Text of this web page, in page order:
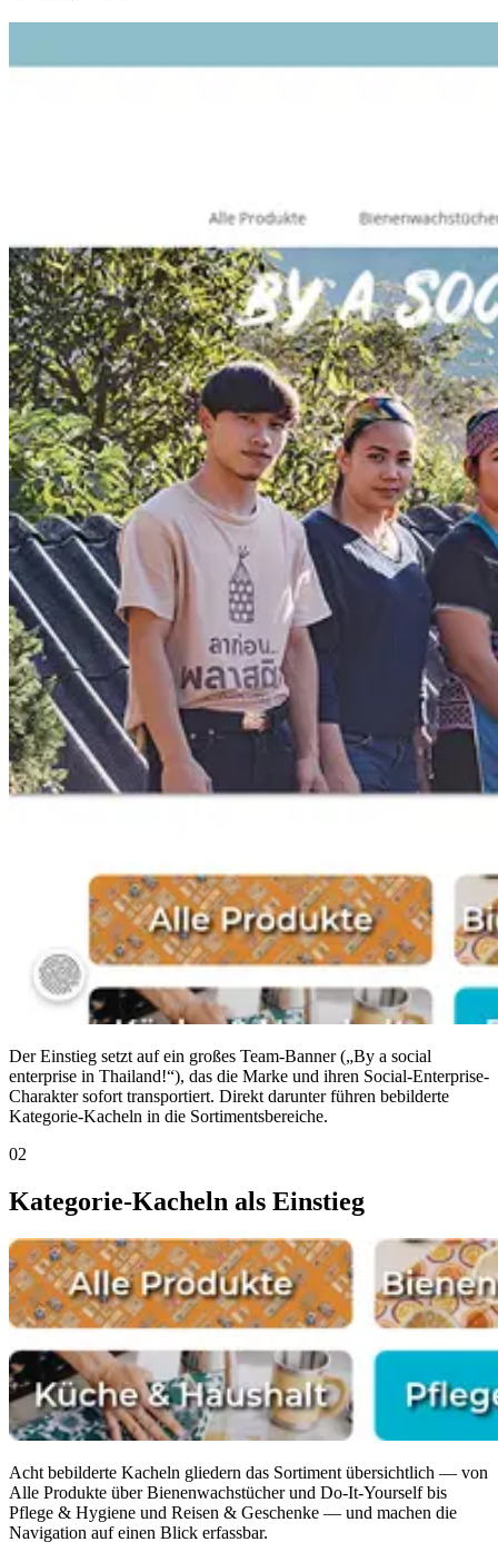
Der Einstieg setzt auf ein großes Team-Banner („By a social
enterprise in Thailand!“), das die Marke und ihren Social-Enterprise-
Charakter sofort transportiert. Direkt darunter führen bebilderte
Kategorie-Kacheln in die Sortimentsbereiche.
02
Kategorie-Kacheln als Einstieg
Acht bebilderte Kacheln gliedern das Sortiment übersichtlich — von
Alle Produkte über Bienenwachstücher und Do-It-Yourself bis
Pflege & Hygiene und Reisen & Geschenke — und machen die
Navigation auf einen Blick erfassbar.